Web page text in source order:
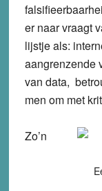
er naar vraagt
lijstje als:
aangrenzende
van data,
men om met
Zo’n